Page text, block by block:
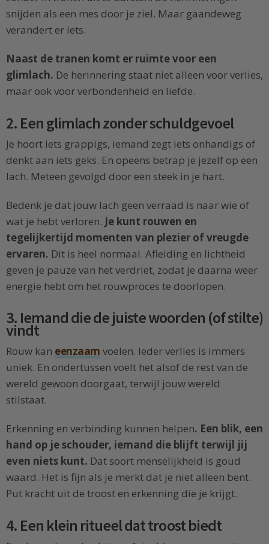
snijden als een mes door je ziel. Maar gaandeweg
verandert er iets.
Naast de tranen komt er ruimte voor een
glimlach. De herinnering staat niet alleen voor verlies,
maar ook voor verbondenheid en liefde.
2. Een glimlach zonder schuldgevoel
Je hoort iets grappigs, iemand zegt iets onhandigs of
denkt aan iets geks. En opeens betrap je jezelf op een
lach. Meteen gevolgd door een steek in je hart.
Bedenk je dat jouw lach geen verraad is naar wie of
wat je hebt verloren. Je kunt rouwen en
tegelijkertijd momenten van plezier of vreugde
ervaren. Dit is heel normaal. Afleiding en lichtheid
geven je pauze van het verdriet, zodat je daarna weer
energie hebt om het rouwproces te doorlopen.
3. Iemand die de juiste woorden (of stilte)
vindt
Rouw kan eenzaam voelen. Ieder verlies is immers
uniek. En ondertussen voelt het alsof de rest van de
wereld gewoon doorgaat, terwijl jouw wereld
stilstaat.
Erkenning en verbinding kunnen helpen. Een blik, een
hand op je schouder, iemand die blijft terwijl jij
even niets kunt. Dat soort menselijkheid is goud
waard. Het is fijn als je merkt dat je niet alleen bent.
Put kracht uit de troost en erkenning die je krijgt.
4. Een klein ritueel dat troost biedt